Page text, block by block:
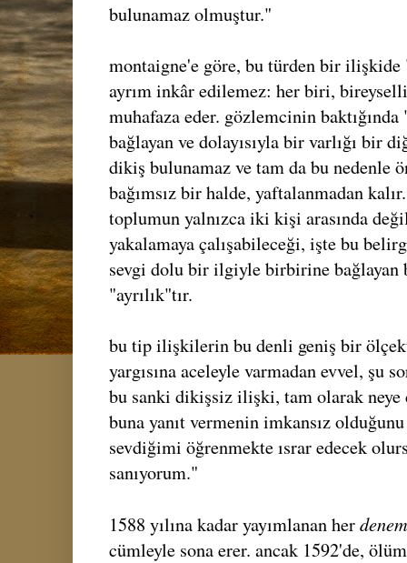
bulunamaz olmuştur."
montaigne'e göre, bu türden bir ilişkide
ayrım inkâr edilemez: her biri,
muhafaza eder. gözlemcinin baktığında
bağlayan ve dolayısıyla bir varlığı bir
dikiş bulunamaz ve tam da bu nedenle
bağımsız bir halde, yaftalanmadan
toplumun yalnızca iki kişi arasında
yakalamaya çalışabileceği, işte bu
sevgi dolu bir ilgiyle birbirine bağlayan
"ayrılık"tır.
bu tip ilişkilerin bu denli geniş bir
yargısına aceleyle varmadan evvel, şu
bu sanki dikişsiz ilişki, tam olarak neye
buna yanıt vermenin imkansız
sevdiğimi öğrenmekte ısrar edecek
sanıyorum."
1588 yılına kadar yayımlanan her
cümleyle sona erer. ancak 1592'de,